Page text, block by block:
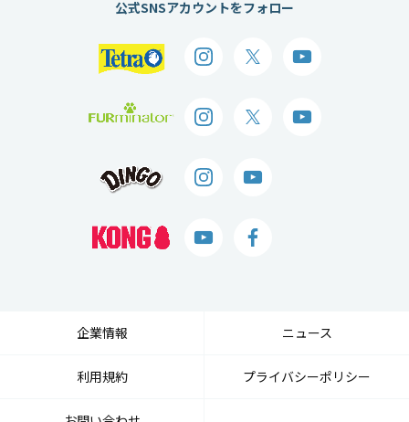
公式SNSアカウントをフォロー
企業情報 ニュース
利用規約 プライバシーポリシー